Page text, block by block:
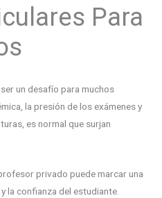
Para
un desafío para muchos
la presión de los exámenes y
es normal que surjan
privado puede marcar una
la confianza del estudiante.